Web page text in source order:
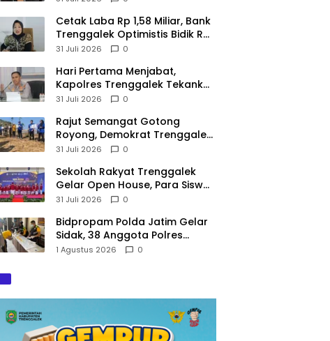
Cetak Laba Rp 1,58 Miliar, Bank
Trenggalek Optimistis Bidik Rp
3 Miliar hingga Akhir Tahun
31 Juli 2026 0
Hari Pertama Menjabat,
Kapolres Trenggalek Tekankan
Anggota Disiplin Hindari
31 Juli 2026 0
​Rajut Semangat Gotong
Royong, Demokrat Trenggalek
Gaungkan Gerakan Langit Biru
31 Juli 2026 0
Sekolah Rakyat Trenggalek
Gelar Open House, Para Siswa
Mulai Tempati Gedung Baru
31 Juli 2026 0
Bidpropam Polda Jatim Gelar
Sidak, 38 Anggota Polres
Trenggalek di Tes Urine
1 Agustus 2026 0